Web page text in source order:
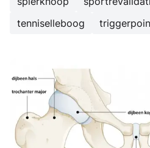
tenniselleboog